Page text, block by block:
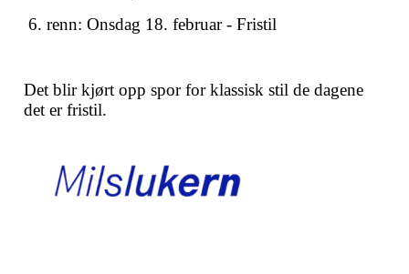
6. renn: Onsdag 18. februar - Fristil
Det blir kjørt opp spor for klassisk stil de dagene
det er fristil.